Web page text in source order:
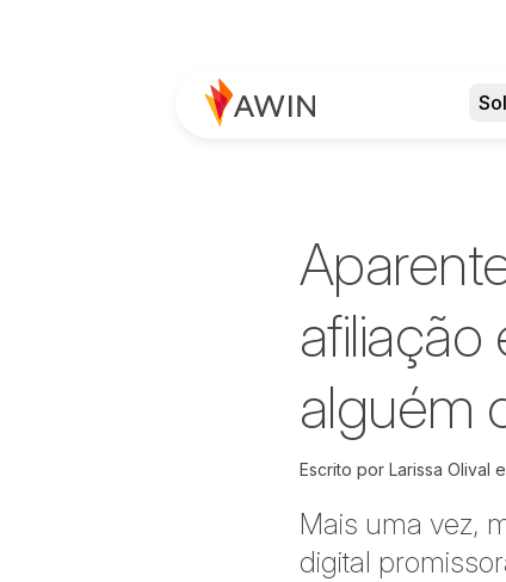
alguém
Escrito por Larissa Olival
Mais uma vez,
digital